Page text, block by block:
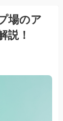
場のア
説！